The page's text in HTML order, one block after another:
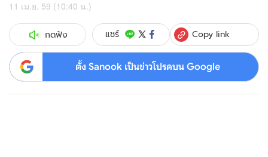
11 เม.ย. 59 (10:40 น.)
กดฟัง แชร์ Copy link
ตั้ง Sanook เป็นข่าวโปรดบน Google